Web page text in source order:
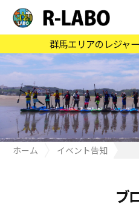
群馬エリアのレジャ
ホーム
イベント告知
ブ